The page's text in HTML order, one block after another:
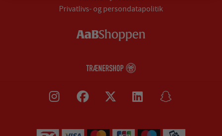
Privatlivs- og persondatapolitik